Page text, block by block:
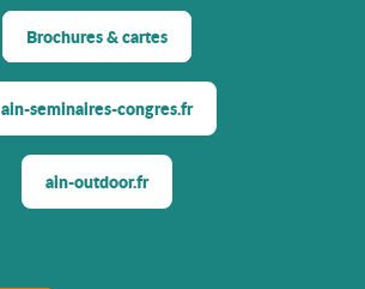
Brochures & cartes
ain-seminaires-congres.fr
ain-outdoor.fr